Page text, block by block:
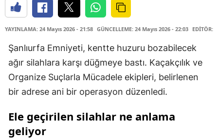
YAYINLAMA: 24 Mayıs 2026 - 21:58 GÜNCELLEME: 24 Mayıs 2026 - 22:03 EDİTÖR:
Şanlıurfa Emniyeti, kentte huzuru bozabilecek
ağır silahlara karşı düğmeye bastı. Kaçakçılık ve
Organize Suçlarla Mücadele ekipleri, belirlenen
bir adrese ani bir operasyon düzenledi.
Ele geçirilen silahlar ne anlama
geliyor